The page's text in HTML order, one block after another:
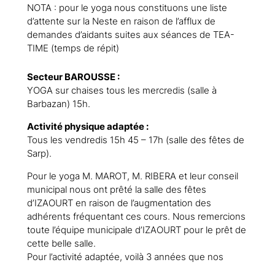
NOTA : pour le yoga nous constituons une liste
d’attente sur la Neste en raison de l’afflux de
demandes d’aidants suites aux séances de TEA-
TIME (temps de répit)
Secteur BAROUSSE :
YOGA sur chaises tous les mercredis (salle à
Barbazan) 15h.
Activité physique adaptée :
Tous les vendredis 15h 45 – 17h (salle des fêtes de
Sarp).
Pour le yoga M. MAROT, M. RIBERA et leur conseil
municipal nous ont prêté la salle des fêtes
d’IZAOURT en raison de l’augmentation des
adhérents fréquentant ces cours. Nous remercions
toute l’équipe municipale d’IZAOURT pour le prêt de
cette belle salle.
Pour l’activité adaptée, voilà 3 années que nos